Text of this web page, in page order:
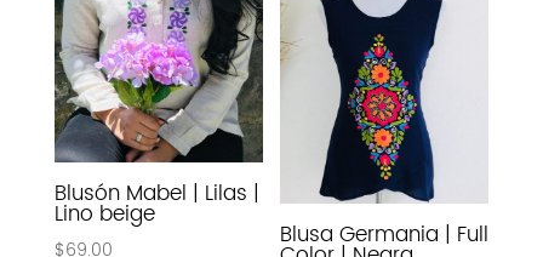
Blusón Mabel | Lilas |
Lino beige
$69.00 Blusa Germania | Full